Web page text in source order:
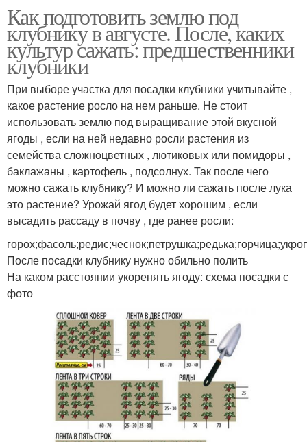
Как подготовить землю под
клубнику в августе. После, каких
культур сажать: предшественники
клубники
При выборе участка для посадки клубники учитывайте ,
какое растение росло на нем раньше. Не стоит
использовать землю под выращивание этой вкусной
ягоды , если на ней недавно росли растения из
семейства сложноцветных , лютиковых или помидоры ,
баклажаны , картофель , подсолнух. Так после чего
можно сажать клубнику? И можно ли сажать после лука
это растение? Урожай ягод будет хорошим , если
высадить рассаду в почву , где ранее росли:
После посадки клубнику нужно обильно полить
На каком расстоянии укоренять ягоду: схема посадки с
фото